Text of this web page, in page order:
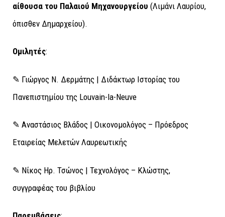
αίθουσα του Παλαιού Μηχανουργείου (Λιμάνι Λαυρίου,
όπισθεν Δημαρχείου).
Ομιλητές:
✎ Γιώργος Ν. Δερμάτης | Διδάκτωρ Ιστορίας του
Πανεπιστημίου της Louvain-la-Neuve
✎ Αναστάσιος Βλάδος | Οικονομολόγος – Πρόεδρος
Εταιρείας Μελετών Λαυρεωτικής
✎ Νίκος Ηρ. Τσώνος | Τεχνολόγος – Κλώστης,
συγγραφέας του βιβλίου